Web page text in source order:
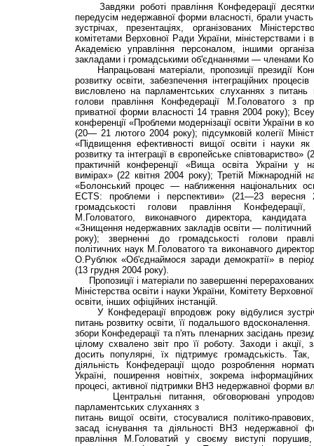
Завдяки роботі правління Конфедерації десятки
передусім недержавної форми власності, брали
зустрічах, презентаціях, організованих
комітетами Верховної Ради України, міністерствами і
Академією управління персоналом, іншими
закладами і громадськими об'єднаннями — членами
Напрацьовані матеріали, пропозиції президії
розвитку освіти, забезпечення інтеграційних
висловлено на парламентських слуханнях з питань
голови правління Конфедерації М.Головатого з
приватної форми власності 14 травня 2004 року);
конференції «Проблеми модернізації освіти України в
(20— 21 лютого 2004 року); підсумковій колегії
«Підвищення ефективності вищої освіти і науки як
розвитку та інтеграції в європейське
практичній конференції «Вища освіта України у
вимірах» (22 квітня 2004 року); Третій Міжнародній
«Болонський процес — наближення національних
ECTS: проблеми і перспективи» (21—23
громадськості голови правління
М.Головатого, виконавчого директора,
«Знищення недержавних закладів освіти —
року); зверненні до громадськості голови
політичних наук М.Головатого та виконавчого
О.Рублюк «Об'єднаймося заради демократії» в
(13 грудня 2004 року).
Пропозиції і матеріали по завершенні
Міністерства освіти і науки України, Комітету
освіти, інших офіційних інстанцій.
У Конфедерації впродовж року відбулися
питань розвитку освіти, її подальшого
збори Конфедерації та п'ять пленарних засідань
цілому схвалено звіт про її роботу. Заходи і акції,
досить популярні, їх підтримує громадськість.
діяльність Конфедерації щодо розроблення
Україні, поширення новітніх, зокрема
процесі, активної підтримки ВНЗ недержавної форми
Центральні питання, обговорювані
парламентських слуханнях з
питань вищої освіти, стосувалися політико-
засад існування та діяльності ВНЗ недержавної
правління М.Головатий у своєму виступі